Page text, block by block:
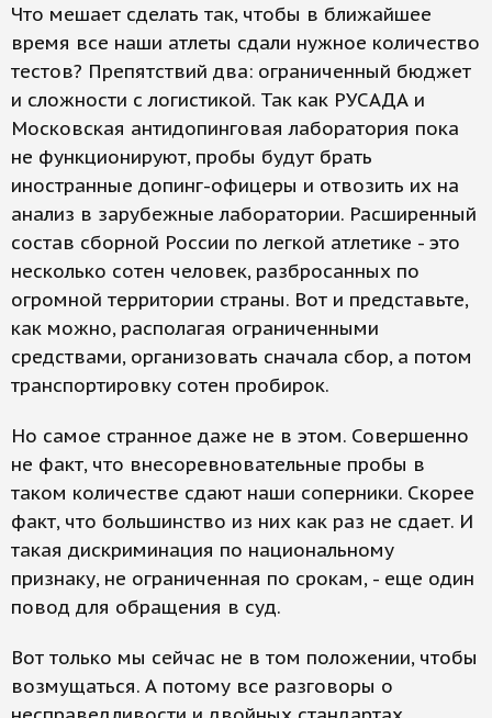
Что мешает сделать так, чтобы в ближайшее
время все наши атлеты сдали нужное количество
тестов? Препятствий два: ограниченный бюджет
и сложности с логистикой. Так как РУСАДА и
Московская антидопинговая лаборатория пока
не функционируют, пробы будут брать
иностранные допинг-офицеры и отвозить их на
анализ в зарубежные лаборатории. Расширенный
состав сборной России по легкой атлетике - это
несколько сотен человек, разбросанных по
огромной территории страны. Вот и представьте,
как можно, располагая ограниченными
средствами, организовать сначала сбор, а потом
транспортировку сотен пробирок.
Но самое странное даже не в этом. Совершенно
не факт, что внесоревновательные пробы в
таком количестве сдают наши соперники. Скорее
факт, что большинство из них как раз не сдает. И
такая дискриминация по национальному
признаку, не ограниченная по срокам, - еще один
повод для обращения в суд.
Вот только мы сейчас не в том положении, чтобы
возмущаться. А потому все разговоры о